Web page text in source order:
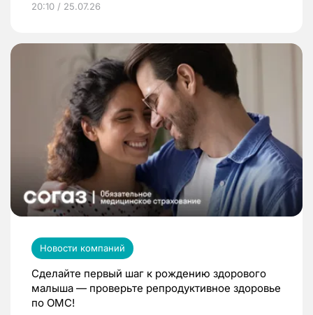
20:10 / 25.07.26
Новости компаний
Сделайте первый шаг к рождению здорового
малыша — проверьте репродуктивное здоровье
по ОМС!